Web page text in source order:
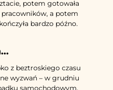
potem gotowała
a potem
bardzo późno.
z beztroskiego czasu
wyzwań – w grudniu
samochodowym,